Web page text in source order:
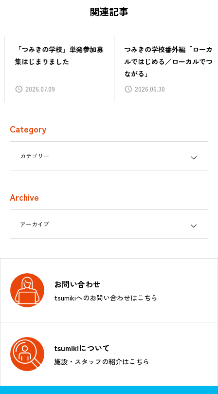
関連記事
「つみきの学校」単発参加募
集はじまりました
2026.07.09
つみきの学校番外編「ローカ
ルではじめる／ローカルでつ
ながる」
2026.06.30
Category
Archive
お問い合わせ
tsumikiへのお問い合わせはこちら
tsumikiについて
施設・スタッフの紹介はこちら